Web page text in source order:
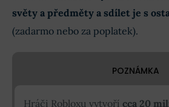
světy a předměty a sdílet je s
(zadarmo nebo za poplatek).
POZNÁMKA
Hráči Robloxu vytvoří cca 20